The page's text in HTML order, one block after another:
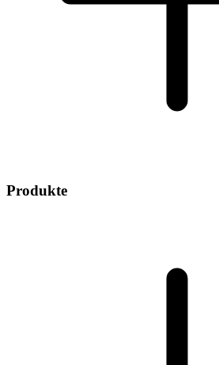
Produkte